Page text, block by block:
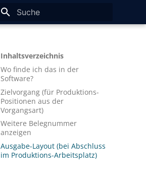
Inhaltsverzeichnis
Wo finde ich das in der
Software?
Zielvorgang (für Produktions-
Positionen aus der
Vorgangsart)
Weitere Belegnummer
anzeigen
Ausgabe-Layout (bei Abschluss
im Produktions-Arbeitsplatz)